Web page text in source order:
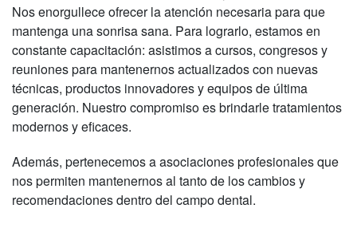
Nos enorgullece ofrecer la atención necesaria para que
mantenga una sonrisa sana. Para lograrlo, estamos en
constante capacitación: asistimos a cursos, congresos y
reuniones para mantenernos actualizados con nuevas
técnicas, productos innovadores y equipos de última
generación. Nuestro compromiso es brindarle tratamientos
modernos y eficaces.
Además, pertenecemos a asociaciones profesionales que
nos permiten mantenernos al tanto de los cambios y
recomendaciones dentro del campo dental.